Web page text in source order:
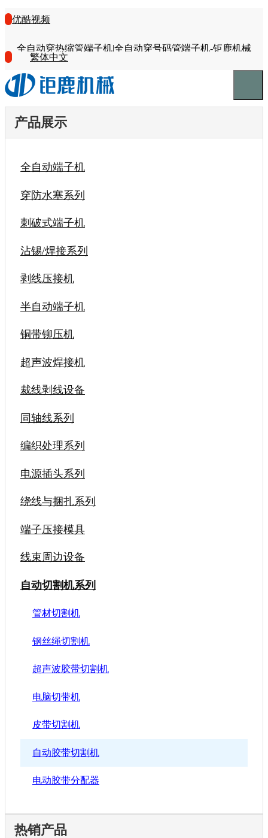
优酷视频
全自动穿热缩管端子机|全自动穿号码管端子机-钜鹿机械
繁体中文
产品展示
全自动端子机
穿防水塞系列
刺破式端子机
沾锡/焊接系列
剥线压接机
半自动端子机
铜带铆压机
超声波焊接机
裁线剥线设备
同轴线系列
编织处理系列
电源插头系列
绕线与捆扎系列
端子压接模具
线束周边设备
自动切割机系列
管材切割机
钢丝绳切割机
超声波胶带切割机
电脑切带机
皮带切割机
自动胶带切割机
电动胶带分配器
热销产品